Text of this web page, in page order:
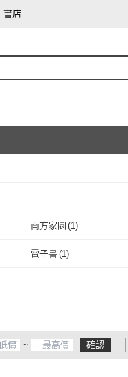
書店
南方家園 (1)
南方家園
電子書(1)
~ 確認